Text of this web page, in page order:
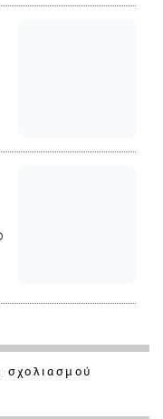
σχολιασμού